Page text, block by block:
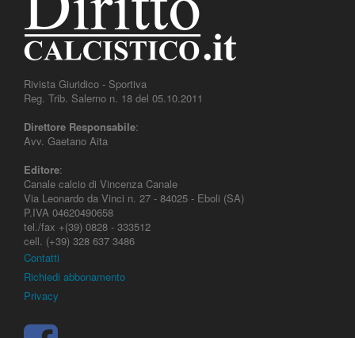
Rivista Giuridico - Sportiva
Reg. Trib. Salerno n. 18 del 05.10.2011
Direttore Responsabile:
Avv. Gaetano Aita
Editore:
Canale calcio di Vincenza Canale
Via Leonardo da Vinci n. 27 - 84025 - Eboli (SA)
P.IVA 04620490658
tel./fax +(39) 0828 - 333512
cell. (+39) 328 637 3486
Contatti
Richiedi abbonamento
Privacy